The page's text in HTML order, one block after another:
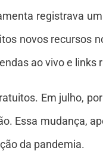
registrava
novos recursos
ao vivo e links
Em julho,
Essa mudança,
da pandemia.